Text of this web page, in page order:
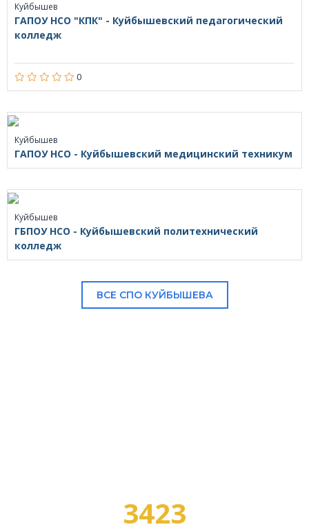
Куйбышев
ГАПОУ НСО "КПК" - Куйбышевский педагогический
колледж
0
Куйбышев
ГАПОУ НСО - Куйбышевский медицинский техникум
Куйбышев
ГБПОУ НСО - Куйбышевский политехнический
колледж
ВСЕ СПО КУЙБЫШЕВА
3423